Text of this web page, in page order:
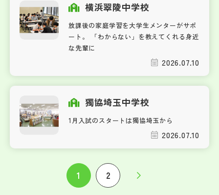
横浜翠陵中学校
放課後の家庭学習を大学生メンターがサポ
ート。 「わからない」を教えてくれる身近
な先輩に
2026.07.10
獨協埼玉中学校
1月入試のスタートは獨協埼玉から
2026.07.10
1 2